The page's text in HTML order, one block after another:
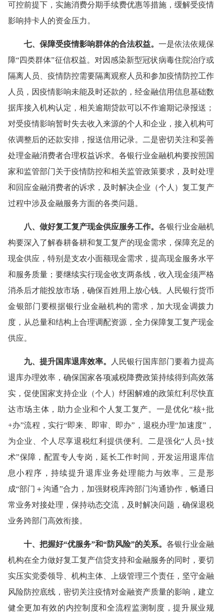
可控前提下，实施消费分期手续费优惠等措施，缓解受疫情
影响持卡人的资金压力。
七、保障受疫情影响群体的合法权益。 一是依法依规保
障“四类群体”征信权益。对因感染新型冠状病毒住院治疗或
隔离人员、疫情防控需要隔离观察人员和参加疫情防控工作
人员，因疫情影响未能及时还款的，经金融信用信息基础数
据库接入机构认定，相关逾期贷款可以不作逾期记录报送；
对受疫情影响暂时失去收入来源的个人和企业，接入机构可
依调整后的还款安排，报送信用记录。二是密切关注和妥善
处理金融消费者合理权益诉求。各银行业金融机构要按照国
家和监管部门关于疫情防控和相关监管政策要求，及时处理
和回应金融消费者的诉求，及时解决企业（个人）复工复产
过程中涉及金融服务方面的各类问题。
八、做好复工复产现金供应服务工作。 各银行业金融机
构要深入了解春耕备耕和复工复产的现金需求，保障充足的
现金供应，特别是支农小面额现金需求，提高现金服务水平
和服务质量；要继续实行现金收支两条线，收入现金须严格
消杀后才能投放市场，确保百姓用上放心钱。人民银行货币
金银部门要根据银行业金融机构的需求，加大现金调拨力
度，从总量和结构上合理调配资源，全力保障复工复产现金
供应。
九、提升国库退库效率。
人民银行国库部门要着力提高
退库办理效率，确保国家各项减税降费政策持续得到高效落
实，促使国家支持企业（个人）纾困解难的政策红利尽快直
达市场主体，助力企业和个人复工复产。一是优化“核+批
+办”流程，实行“即来、即审、即办”，退税办理“加速度”，
为企业、个人尽享退税红利提供便利。二是强化“人员+技
术”保障，配置专人专岗，延长工作时间，开发运用退库信
息小程序，持续提升退库业务处理能力与效率。三是形
成“部门＋沟通”合力，加强财税库跨部门沟通协作，畅通日
常业务对接处理，保持动态交流，及时解决问题，确保退税
业务跨部门高效衔接。
十、把握好“优服务”和“防风险”的关系。 各银行业金融
机构在全力做好复工复产信贷支持和金融服务的同时，要切
实压实党委领导、机构主体、上级管理三个责任，坚守金融
风险防控底线，密切关注疫情对金融资产质量的影响，建立
健全更加有效的内控制度和全流程监测制度，提升展业规